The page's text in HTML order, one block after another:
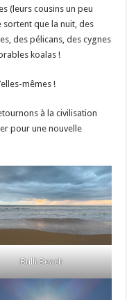
(leurs cousins un peu
sortent que la nuit, des
des pélicans, des cygnes
koalas !
mêmes !
à la civilisation
pour une nouvelle
Bulli Beach